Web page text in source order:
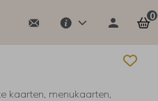
0
kaarten, menukaarten,